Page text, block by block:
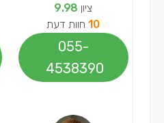
ציון 9.98
10חוות דעת
055-
4538390